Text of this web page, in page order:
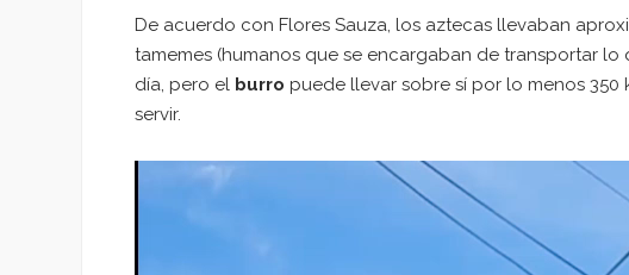
De acuerdo con Flores Sauza, los aztecas llevaban
tamemes (humanos que se encargaban de transportar lo
día, pero el burro puede llevar sobre sí por lo menos
servir.
Reproductor